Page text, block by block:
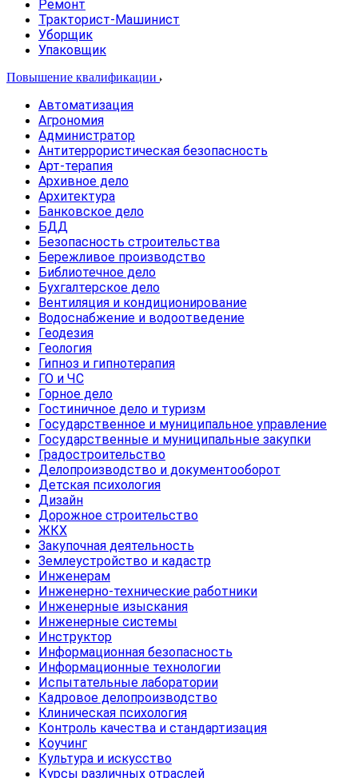
Ремонт
Тракторист-Машинист
Уборщик
Упаковщик
Повышение квалификации
Автоматизация
Агрономия
Администратор
Антитеррористическая безопасность
Арт-терапия
Архивное дело
Архитектура
Банковское дело
БДД
Безопасность строительства
Бережливое производство
Библиотечное дело
Бухгалтерское дело
Вентиляция и кондиционирование
Водоснабжение и водоотведение
Геодезия
Геология
Гипноз и гипнотерапия
ГО и ЧС
Горное дело
Гостиничное дело и туризм
Государственное и муниципальное управление
Государственные и муниципальные закупки
Градостроительство
Делопроизводство и документооборот
Детская психология
Дизайн
Дорожное строительство
ЖКХ
Закупочная деятельность
Землеустройство и кадастр
Инженерам
Инженерно-технические работники
Инженерные изыскания
Инженерные системы
Инструктор
Информационная безопасность
Информационные технологии
Испытательные лаборатории
Кадровое делопроизводство
Клиническая психология
Контроль качества и стандартизация
Коучинг
Культура и искусство
Курсы различных отраслей